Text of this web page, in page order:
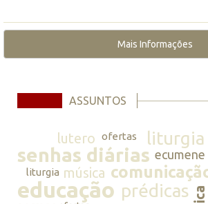
Mais Informações
ASSUNTOS
lutero ofertas liturgia
senhas diárias ecumene
liturgia música
educação prédicas